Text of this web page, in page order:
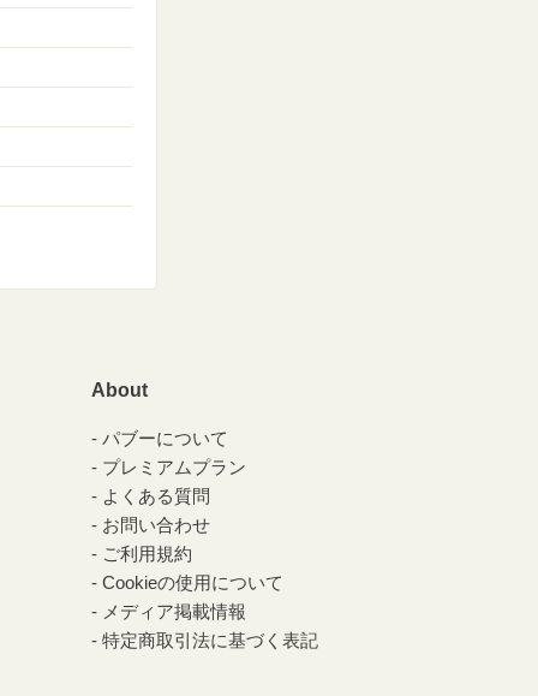
About
パブーについて
プレミアムプラン
よくある質問
お問い合わせ
ご利用規約
Cookieの使用について
メディア掲載情報
特定商取引法に基づく表記